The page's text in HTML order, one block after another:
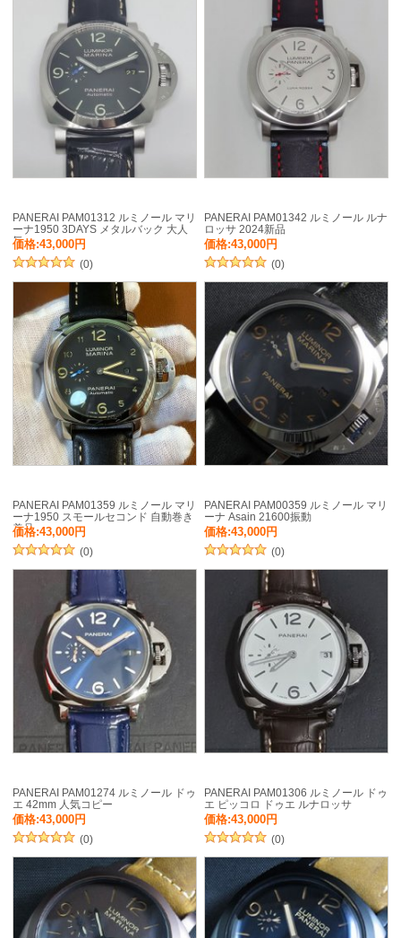
PANERAI PAM01312 ルミノール マリ
ーナ1950 3DAYS メタルバック 大人
気
価格:43,000円
(0)
PANERAI PAM01342 ルミノール ルナ
ロッサ 2024新品
価格:43,000円
(0)
PANERAI PAM01359 ルミノール マリ
ーナ1950 スモールセコンド 自動巻き
美品
価格:43,000円
(0)
PANERAI PAM00359 ルミノール マリ
ーナ Asain 21600振動
価格:43,000円
(0)
PANERAI PAM01274 ルミノール ドゥ
エ 42mm 人気コピー
価格:43,000円
(0)
PANERAI PAM01306 ルミノール ドゥ
エ ピッコロ ドゥエ ルナロッサ
価格:43,000円
(0)